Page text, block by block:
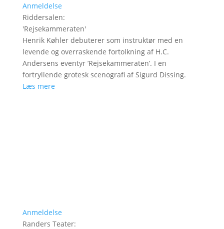
Anmeldelse
Riddersalen:
'Rejsekammeraten'
Henrik Køhler debuterer som instruktør med en
levende og overraskende fortolkning af H.C.
Andersens eventyr ’Rejsekammeraten’. I en
fortryllende grotesk scenografi af Sigurd Dissing.
Læs mere
Anmeldelse
Randers Teater: